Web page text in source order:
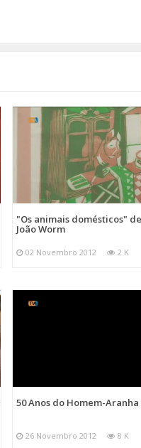
"Os animais domésticos"
João Worm
02 Novembro 2012 2 K
50 Anos do Homem-Aranha
26 Novembro 2012 8 K